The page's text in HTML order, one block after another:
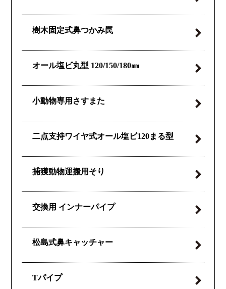
樹木固定式鼻つかみ罠
オール塩ビ丸型 120/150/180㎜
小動物専用さすまた
二点支持ワイヤ式オール塩ビ120まる型
捕獲動物運搬用そり
交換用 インナーパイプ
松島式鼻キャッチャー
Tパイプ